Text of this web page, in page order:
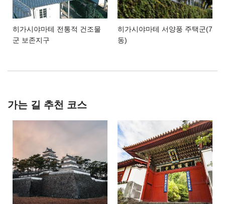
히가시야마테 전통적 건조물
군 보존지구
히가시야마테 서양풍 주택군(7
동)
가는 길 추천 코스